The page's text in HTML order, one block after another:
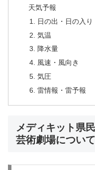
天気予報
日の出・日の入り
気温
降水量
風速・風向き
気圧
雷情報・雷予報
メディキット県
芸術劇場について